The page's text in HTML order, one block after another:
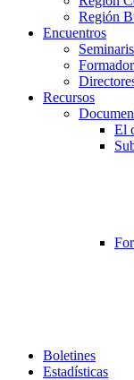
Región
Encuentros
Recursos
El
Boletines
Estadísticas